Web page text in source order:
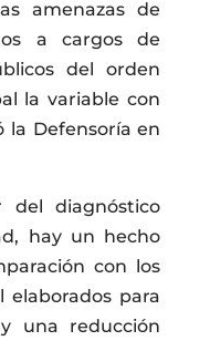
amenazas de
a cargos de
del orden
la variable con
la Defensoría en
del diagnóstico
hay un hecho
con los
elaborados para
una reducción